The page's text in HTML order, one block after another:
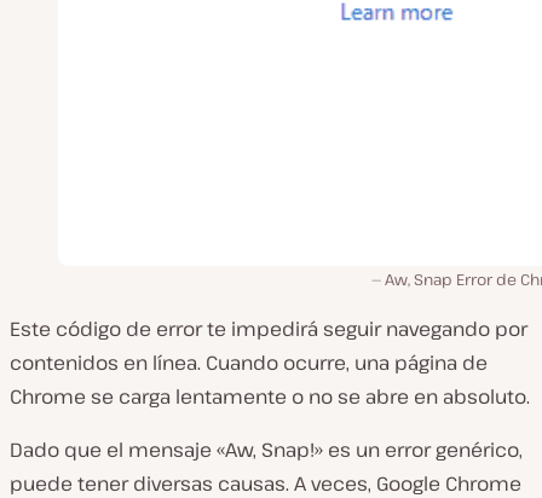
Aw, Snap Error de
Este código de error te impedirá seguir navegando por
contenidos en línea. Cuando ocurre, una página de
Chrome se carga lentamente o no se abre en absoluto.
Dado que el mensaje «Aw, Snap!» es un error genérico,
puede tener diversas causas. A veces, Google Chrome